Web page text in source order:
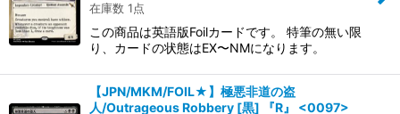
在庫数 1点
この商品は英語版Foilカードです。 特筆の無い限
り、カードの状態はEX〜NMになります。
【JPN/MKM/FOIL★】極悪非道の盗
人/Outrageous Robbery [黒] 『R』 <0097>